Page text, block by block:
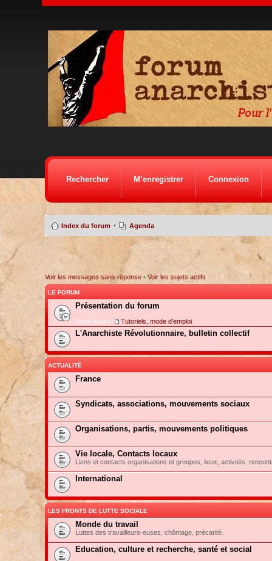
Rechercher M’enregistrer Connexion
Index du forum • Agenda
Voir les messages sans réponse• Voir les sujets actifs
LE FORUM
Présentation du forum
Sous-forum: Tutoriels, mode d'emploi
L'Anarchiste Révolutionnaire, bulletin collectif
ACTUALITÉ
France
Syndicats, associations, mouvements sociaux
Organisations, partis, mouvements politiques
Vie locale, Contacts locaux
Liens et contacts organisations et groupes, lieux, activités,
International
LES FRONTS DE LUTTE SOCIALE
Monde du travail
Luttes des travailleurs-euses, chômage, précarité.
Education, culture et recherche, santé et social